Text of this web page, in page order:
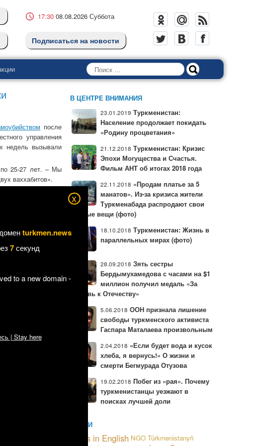
17:30 08.08.2026 Суббота
Подписаться на новости
Поиск
после
управления
недель вызывали
по 25-27 лет. – Мы
ваххабитов».
набросил
суицид. Ё.
он проработал
носить длинное
чтобы он пошел
на 15 лет
захвата власти.
АНТ.
В ЦЕНТРЕ ВНИМАНИЯ
23.01.2019 Туркменистан:
Население продолжает покидать
«Родину процветания»
21.12.2018 Туркменистан: Кризис
Эпохи Могущества и Счастья.
Фильм АНТ об итогах 2018 года
22.11.2018 «Продам платье за 5
манатов». Из-за кризиса жители
Туркменабада распродают свои
личные вещи (фото)
18.10.2018 Туркменистан: Жизнь в
параллельных мирах (фото)
28.09.2018 Зять сестры
Бердымухамедова с часами на $1
миллион получил медаль «За
любовь к Отечеству»
5.06.2018 ООН признала лишение
свободы туркменского активиста
Гаспара Маталаева произвольным
2.04.2018 «Если будет вода и кусок
хлеба, я вернусь!» О жизни и
смерти Бегмурада Отузова
19.02.2018 Побег из «рая». Почему
туркменистанцы уезжают в
поисках лучшей доли
МЕТКИ
News in English NGO Türkmenistanyň
x
turkmen.news
7секунд
to a new domain -
| Stay here